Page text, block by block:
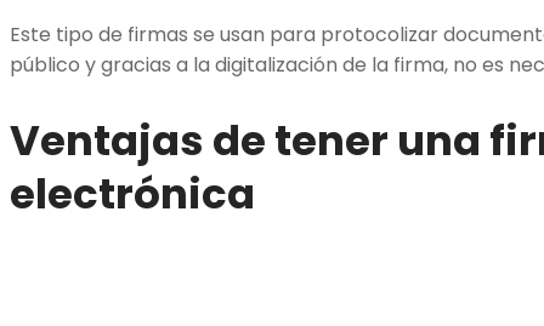
Este tipo de firmas se usan para protocolizar
público y gracias a la digitalización de la firma, no es
Ventajas de tener una
electrónica